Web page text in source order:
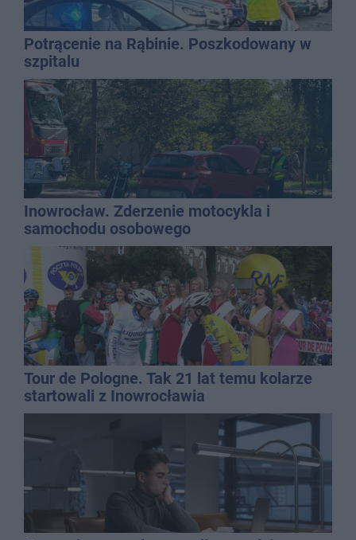
Potrącenie na Rąbinie. Poszkodowany w
szpitalu
Inowrocław. Zderzenie motocykla i
samochodu osobowego
Tour de Pologne. Tak 21 lat temu kolarze
startowali z Inowrocławia